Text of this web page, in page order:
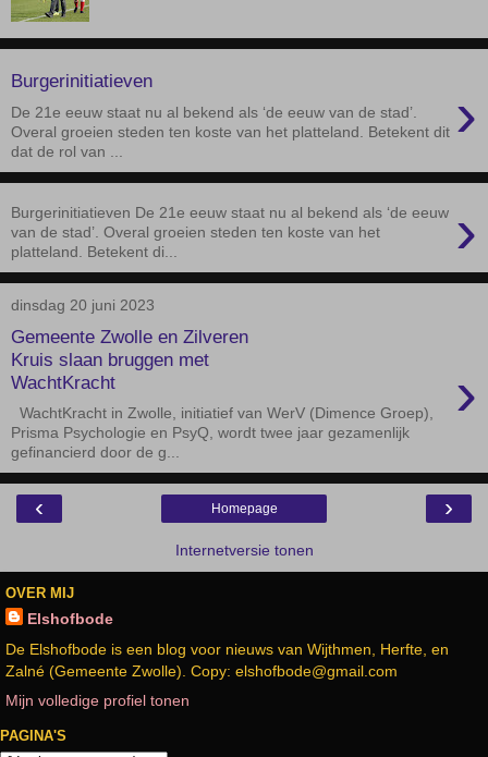
Burgerinitiatieven ›
De 21e eeuw staat nu al bekend als ‘de eeuw van de stad’.
Overal groeien steden ten koste van het platteland. Betekent dit
dat de rol van ...
›
Burgerinitiatieven De 21e eeuw staat nu al bekend als ‘de eeuw
van de stad’. Overal groeien steden ten koste van het
platteland. Betekent di...
dinsdag 20 juni 2023
Gemeente Zwolle en Zilveren
Kruis slaan bruggen met
WachtKracht
›
WachtKracht in Zwolle, initiatief van WerV (Dimence Groep),
Prisma Psychologie en PsyQ, wordt twee jaar gezamenlijk
gefinancierd door de g...
‹ ›
Homepage
Internetversie tonen
OVER MIJ
Elshofbode
De Elshofbode is een blog voor nieuws van Wijthmen, Herfte, en
Zalné (Gemeente Zwolle). Copy: elshofbode@gmail.com
Mijn volledige profiel tonen
PAGINA'S